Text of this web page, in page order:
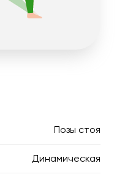
Позы стоя
Динамическая